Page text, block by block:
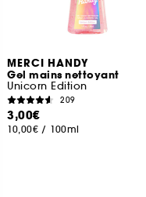
MERCI HANDY
Gel mains nettoyant
Unicorn Edition
209
3,00€
10,00€ / 100ml